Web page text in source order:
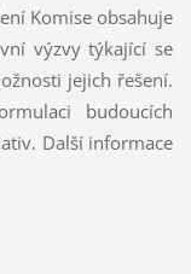
Komise obsahuje
výzvy týkající se
jejich řešení.
budoucích
Další informace